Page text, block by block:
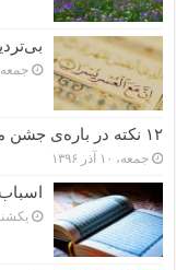
جمعه، ۲۴ آذر
۱۲ نکته در باره‌ی جشن مولودی
جمعه، ۱۰ آذر ۱۳۹۶
یکشنبه، ۵